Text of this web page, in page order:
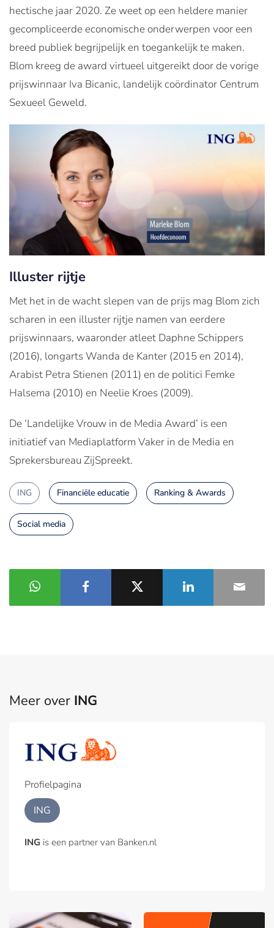
hectische jaar 2020. Ze weet op een heldere manier
gecompliceerde economische onderwerpen voor een
breed publiek begrijpelijk en toegankelijk te maken.
Blom kreeg de award virtueel uitgereikt door de vorige
prijswinnaar Iva Bicanic, landelijk coördinator Centrum
Sexueel Geweld.
Illuster rijtje
Met het in de wacht slepen van de prijs mag Blom zich
scharen in een illuster rijtje namen van eerdere
prijswinnaars, waaronder atleet Daphne Schippers
(2016), longarts Wanda de Kanter (2015 en 2014),
Arabist Petra Stienen (2011) en de politici Femke
Halsema (2010) en Neelie Kroes (2009).
De ‘Landelijke Vrouw in de Media Award’ is een
initiatief van Mediaplatform Vaker in de Media en
Sprekersbureau ZijSpreekt.
ING Financiële educatie Ranking & Awards
Social media
Meer over ING
Profielpagina
ING
ING is een partner van Banken.nl